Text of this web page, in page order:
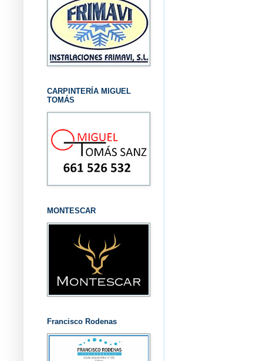
CARPINTERÍA MIGUEL
TOMÁS
MONTESCAR
Francisco Rodenas